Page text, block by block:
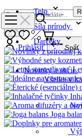
Telo
Síla prírody
Darčeky
Joga
Prihlásiť Späť
Novinky a akcie
Všetko v